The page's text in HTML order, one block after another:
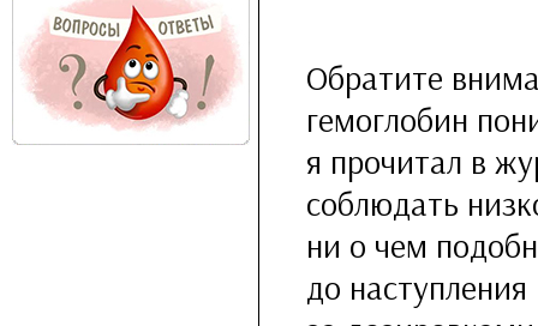
Обратите
гемоглобин
я прочитал в
соблюдать
ни о чем
до